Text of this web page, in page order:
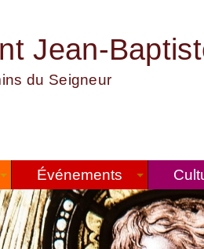
Jean-
du Seigneur
Événements